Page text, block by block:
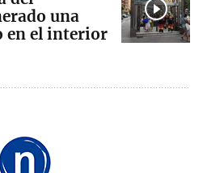
una
en el interior